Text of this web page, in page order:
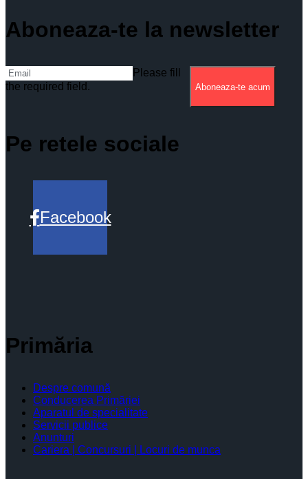
Aboneaza-te la newsletter
Please fill
the required field.
Aboneaza-te acum
Pe retele sociale
Facebook
Primăria
Despre comună
Conducerea Primăriei
Aparatul de specialitate
Servicii publice
Anunturi
Cariera | Concursuri | Locuri de munca